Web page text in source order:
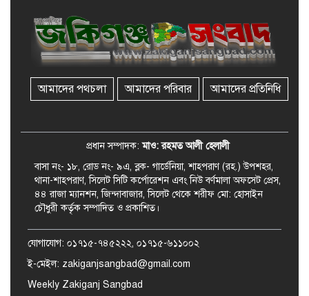
ভাতা পেতে টাকা লাগে না, জকিগঞ্জে
সমাজসেবা কর্মকর্তার গুরুত্বপূর্ণ বার্তা
আমাদের পথচলা আমাদের পরিবার আমাদের প্রতিনিধি
প্রধান সম্পাদক:মাও: রহমত আলী হেলালী
বাসা নং- ১৮, রোড নং- ৯এ, ব্লক- গার্ডেনিয়া, শাহপরাণ (রহ.) উপশহর,
থানা-শাহপরাণ, সিলেট সিটি কর্পোরেশন এবং নিউ বর্ণমালা অফসেট প্রেস,
৪৪ রাজা ম্যানশন, জিন্দাবাজার, সিলেট থেকে শরীফ মো: হোসাইন
চৌধুরী কর্তৃক সম্পাদিত ও প্রকাশিত।
যোগাযোগ: ০১৭১৫-৭৪৫২২২, ০১৭১৫-৬১১০০২
ই-মেইল: zakiganjsangbad@gmail.com
Weekly Zakiganj Sangbad